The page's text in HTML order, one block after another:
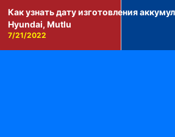
Как узнать дату изготовления
Hyundai, Mutlu
7/21/2022